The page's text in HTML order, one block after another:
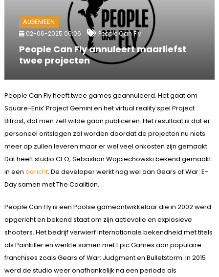
ALGEMEEN
02-06-2025 06:06 People Can Fly
People Can Fly annuleert maarliefst
twee projecten
People Can Fly heeft twee games geannuleerd. Het gaat om
Square-Enix’ Project Gemini en het virtual reality spel Project
Bifrost, dat men zelf wilde gaan publiceren. Het resultaat is dat er
personeel ontslagen zal worden doordat de projecten nu niets
meer op zullen leveren maar er wel veel onkosten zijn gemaakt.
Dat heeft studio CEO, Sebastian Wojciechowski bekend gemaakt
in een bericht. De developer werkt nog wel aan Gears of War: E-
Day samen met The Coalition.
People Can Fly is een Poolse gameontwikkelaar die in 2002 werd
opgericht en bekend staat om zijn actievolle en explosieve
shooters. Het bedrijf verwierf internationale bekendheid met titels
als Painkiller en werkte samen met Epic Games aan populaire
franchises zoals Gears of War: Judgment en Bulletstorm. In 2015
werd de studio weer onafhankelijk na een periode als